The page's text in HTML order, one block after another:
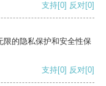
支持[0] 反对[0]
限的隐私保护和安全性保
支持[0] 反对[0]